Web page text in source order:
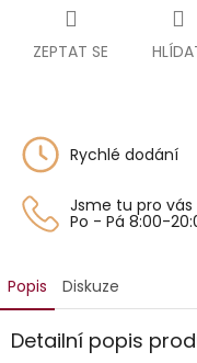
ZEPTAT SE
Rychlé dodání
Jsme tu pro vás
Po - Pá 8:00-
Popis Diskuze
Detailní popis